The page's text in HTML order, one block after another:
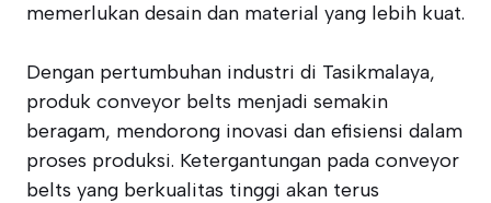
memerlukan desain dan material yang lebih kuat.
Dengan pertumbuhan industri di Tasikmalaya,
produk conveyor belts menjadi semakin
beragam, mendorong inovasi dan efisiensi dalam
proses produksi. Ketergantungan pada conveyor
belts yang berkualitas tinggi akan terus